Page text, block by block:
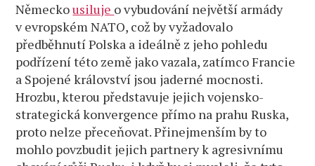
Německousiluje o vybudování největší armády
v evropském NATO, což by vyžadovalo
předběhnutí Polska a ideálně z jeho pohledu
podřízení této země jako vazala, zatímco Francie
a Spojené království jsou jaderné mocnosti.
Hrozbu, kterou představuje jejich vojensko-
strategická konvergence přímo na prahu Ruska,
proto nelze přeceňovat. Přinejmenším by to
mohlo povzbudit jejich partnery k agresivnímu